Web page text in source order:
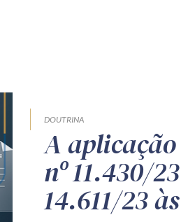
DOUTRINA
A
nº 11.430/
14.611/23